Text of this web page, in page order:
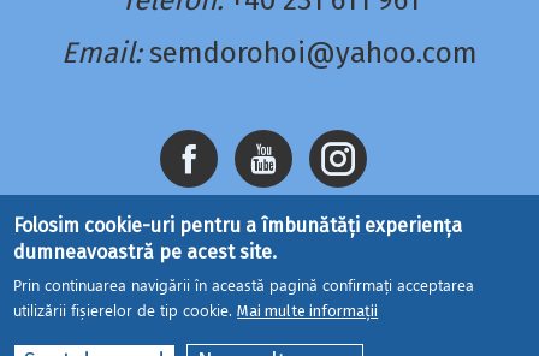
Email: semdorohoi@yahoo.com
Site dezvoltat deDOXOLOGIA MEDIA
Folosim cookie-uri pentru a îmbunătăți experiența
dumneavoastră pe acest site.
Prin continuarea navigării în această pagină confirmați acceptarea
utilizării fișierelor de tip cookie. Mai multe informații